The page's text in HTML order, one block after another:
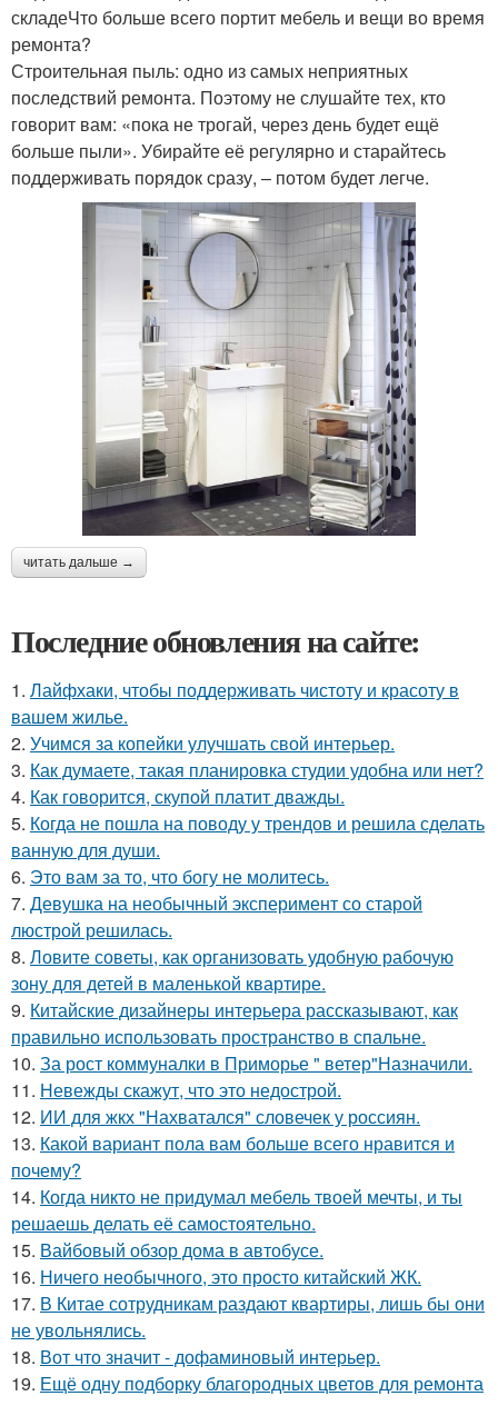
складеЧто больше всего портит мебель и вещи во время
ремонта?
Строительная пыль: одно из самых неприятных
последствий ремонта. Поэтому не слушайте тех, кто
говорит вам: «пока не трогай, через день будет ещё
больше пыли». Убирайте её регулярно и старайтесь
поддерживать порядок сразу, – потом будет легче.
читать дальше →
Последние обновления на сайте:
1. Лайфхаки, чтобы поддерживать чистоту и красоту в
вашем жилье.
2. Учимся за копейки улучшать свой интерьер.
3. Как думаете, такая планировка студии удобна или нет?
4. Как говорится, скупой платит дважды.
5. Когда не пошла на поводу у трендов и решила сделать
ванную для души.
6. Это вам за то, что богу не молитесь.
7. Девушка на необычный эксперимент со старой
люстрой решилась.
8. Ловите советы, как организовать удобную рабочую
зону для детей в маленькой квартире.
9. Китайские дизайнеры интерьера рассказывают, как
правильно использовать пространство в спальне.
10. За рост коммуналки в Приморье " ветер"Назначили.
11. Невежды скажут, что это недострой.
12. ИИ для жкх "Нахватался" словечек у россиян.
13. Какой вариант пола вам больше всего нравится и
почему?
14. Когда никто не придумал мебель твоей мечты, и ты
решаешь делать её самостоятельно.
15. Вайбовый обзор дома в автобусе.
16. Ничего необычного, это просто китайский ЖК.
17. В Китае сотрудникам раздают квартиры, лишь бы они
не увольнялись.
18. Вот что значит - дофаминовый интерьер.
19. Ещё одну подборку благородных цветов для ремонта